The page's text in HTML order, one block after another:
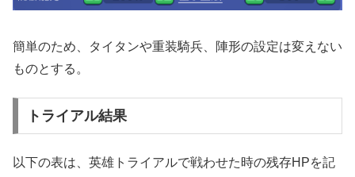
簡単のため、タイタンや重装騎兵、陣形の設定は変えない
ものとする。
トライアル結果
以下の表は、英雄トライアルで戦わせた時の残存HPを記